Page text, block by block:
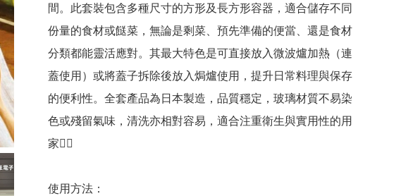
間。此套裝包含多種尺寸的方形及長方形容器，適合儲存不同
份量的食材或餸菜，無論是剩菜、預先準備的便當、還是食材
分類都能靈活應對。其最大特色是可直接放入微波爐加熱（連
蓋使用）或將蓋子拆除後放入焗爐使用，提升日常料理與保存
的便利性。全套產品為日本製造，品質穩定，玻璃材質不易染
色或殘留氣味，清洗亦相對容易，適合注重衛生與實用性的用
家👍🏻
使用方法：